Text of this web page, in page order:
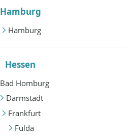
Hamburg
Hamburg
Hessen
Bad Homburg
Darmstadt
Frankfurt
Fulda